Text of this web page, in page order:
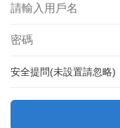
安全提問(未設置請忽略)